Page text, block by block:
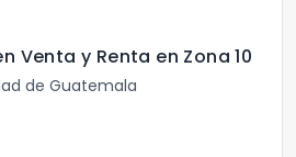
Venta y Renta en Zona 10
de Guatemala